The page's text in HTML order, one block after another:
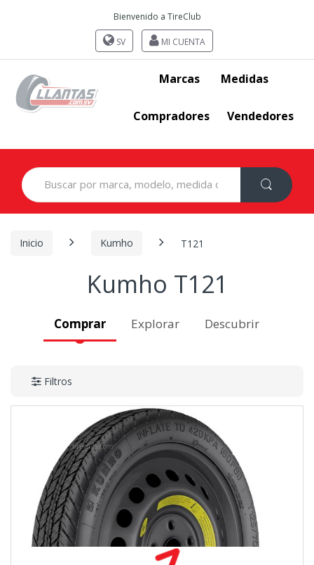
Bienvenido a TireClub
SV MI CUENTA
Marcas Medidas
Compradores Vendedores
Search
for:
Inicio Kumho T121
Kumho T121
Comprar Explorar Descubrir
Filtros